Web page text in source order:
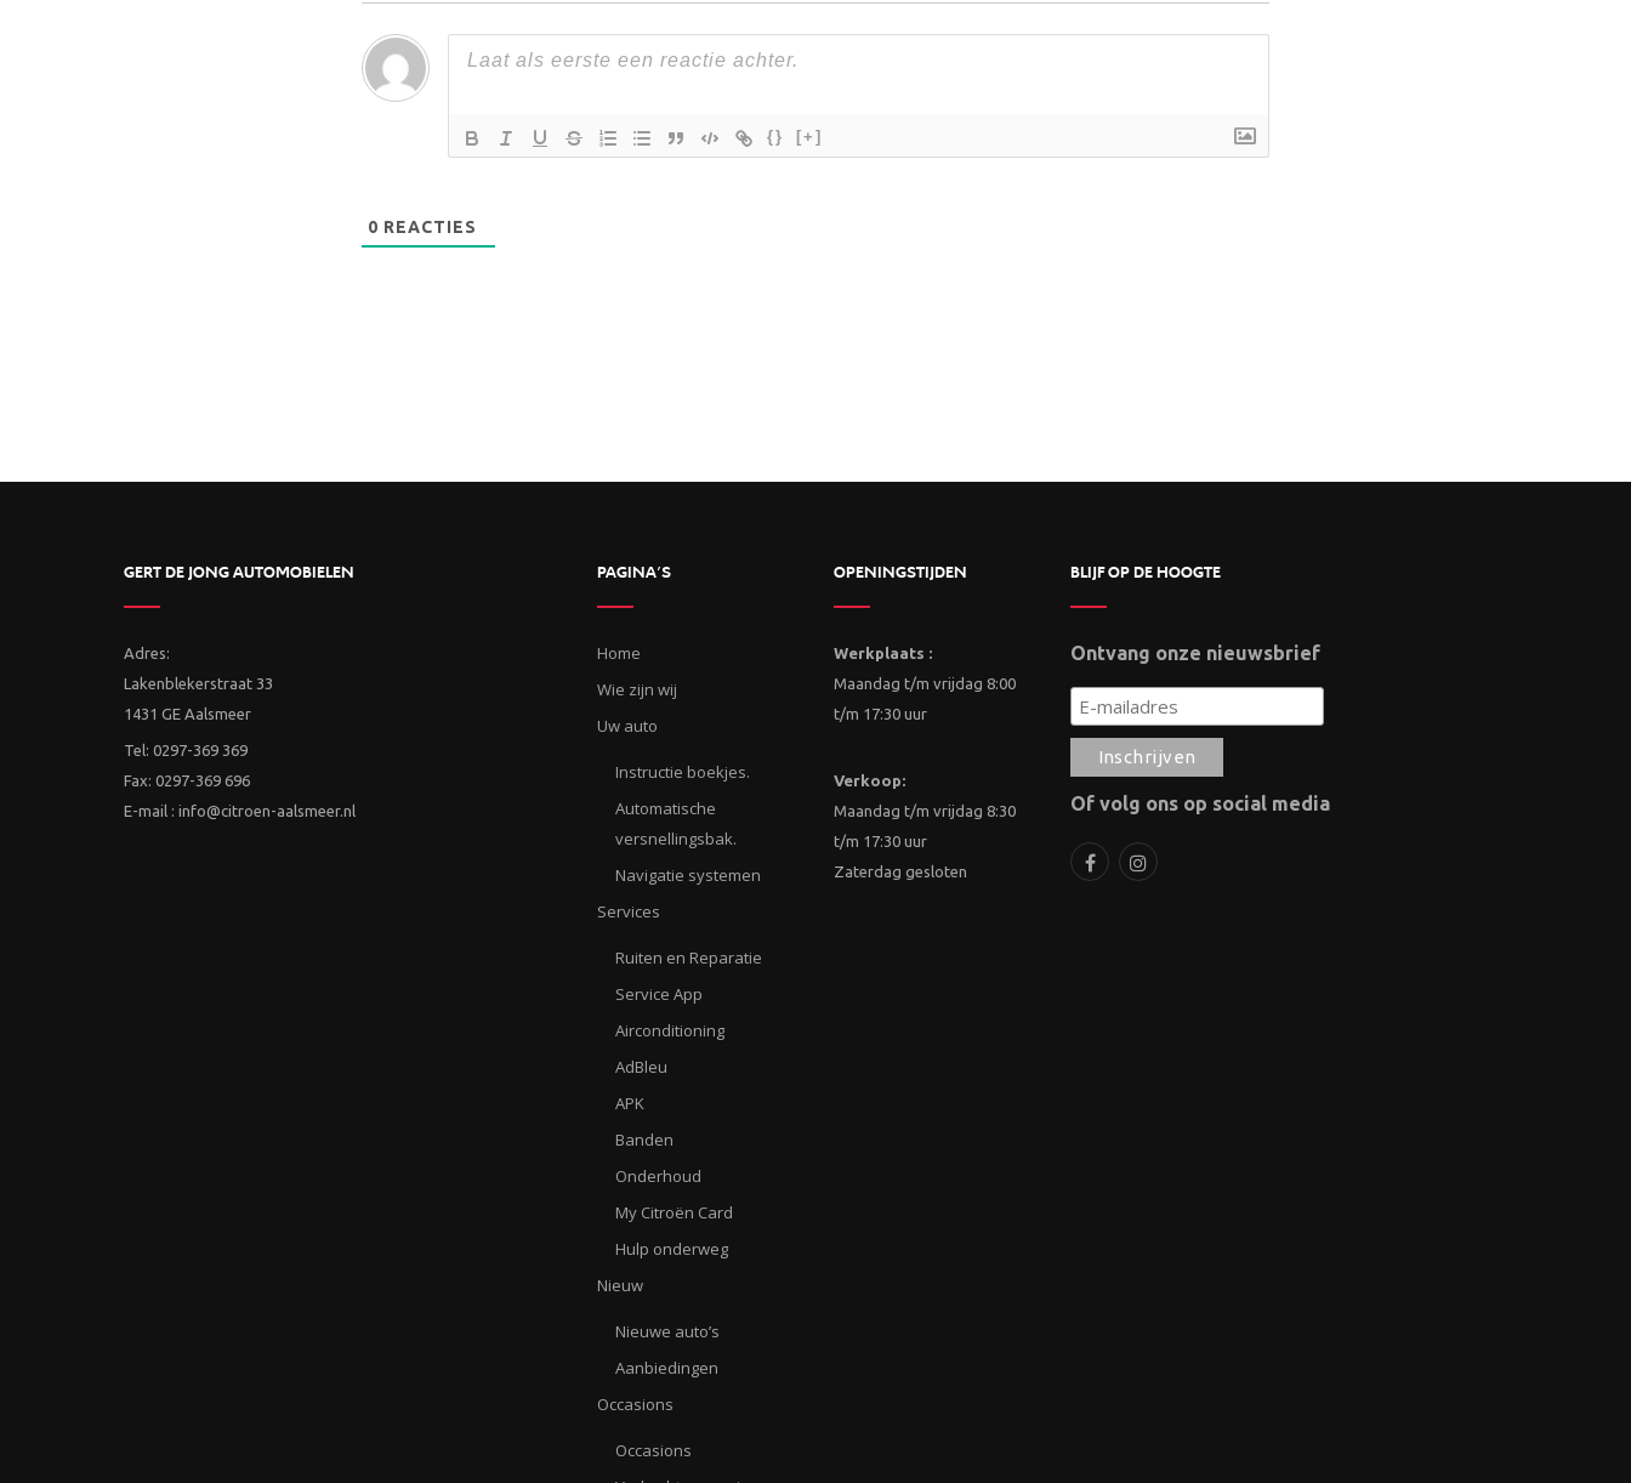
{} [+]
0 REACTIES
GERT DE JONG AUTOMOBIELEN
Adres:
Lakenblekerstraat 33
1431 GE Aalsmeer
Tel: 0297-369 369
Fax: 0297-369 696
E-mail : info@citroen-aalsmeer.nl
PAGINA’S
Home
Wie zijn wij
Uw auto
Instructie boekjes.
Automatische
versnellingsbak.
Navigatie systemen
Services
Ruiten en Reparatie
Service App
Airconditioning
AdBleu
APK
Banden
Onderhoud
My Citroën Card
Hulp onderweg
Nieuw
Nieuwe auto’s
Aanbiedingen
Occasions
Occasions
OPENINGSTIJDEN
Werkplaats :
Maandag t/m vrijdag 8:00
t/m 17:30 uur
Verkoop:
Maandag t/m vrijdag 8:30
t/m 17:30 uur
Zaterdag gesloten
BLIJF OP DE HOOGTE
Ontvang onze nieuwsbrief
Of volg ons op social media